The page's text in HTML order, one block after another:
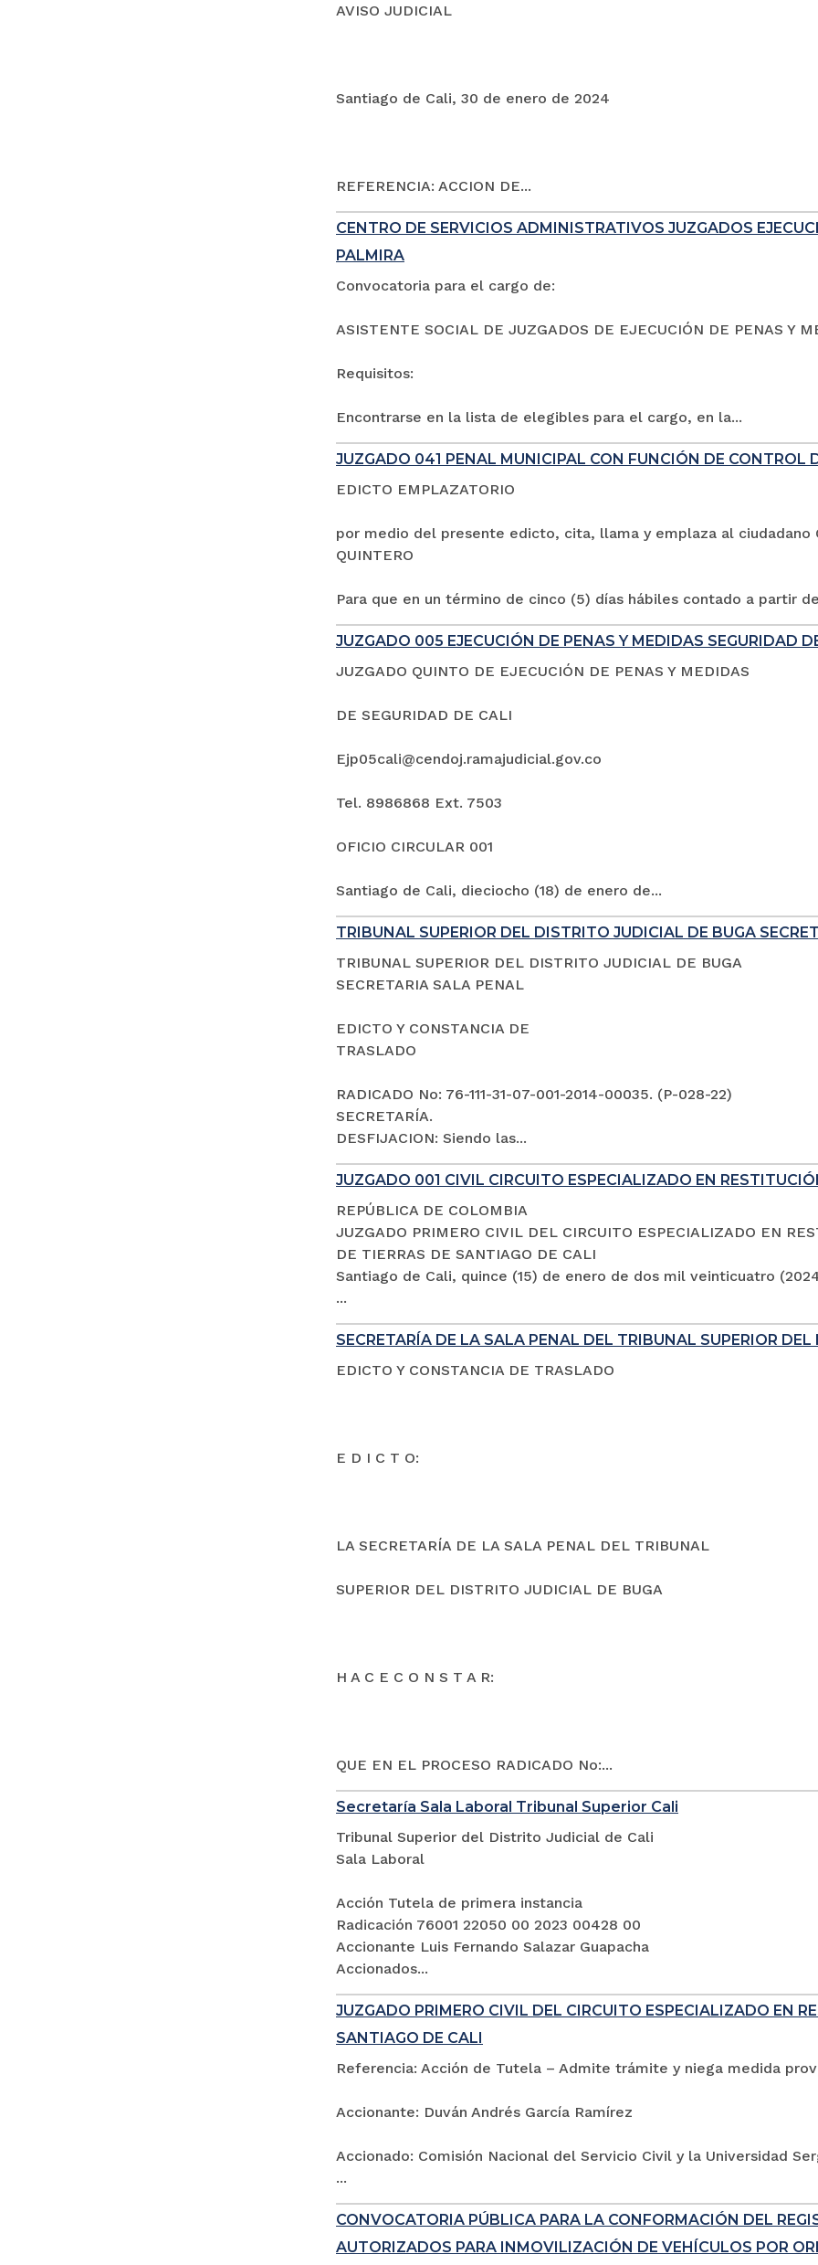
AVISO JUDICIAL
Santiago de Cali, 30 de enero de 2024
REFERENCIA: ACCION DE...
CENTRO DE SERVICIOS ADMINISTRATIVOS JUZGADOS
PALMIRA
Convocatoria para el cargo de:
ASISTENTE SOCIAL DE JUZGADOS DE EJECUCIÓN DE PENAS Y
Requisitos:
Encontrarse en la lista de elegibles para el cargo, en la...
JUZGADO 041 PENAL MUNICIPAL CON FUNCIÓN DE CONTROL
EDICTO EMPLAZATORIO
por medio del presente edicto, cita, llama y emplaza al ciudadano
QUINTERO
Para que en un término de cinco (5) días hábiles contado a partir
JUZGADO 005 EJECUCIÓN DE PENAS Y MEDIDAS SEGURIDAD
JUZGADO QUINTO DE EJECUCIÓN DE PENAS Y MEDIDAS
DE SEGURIDAD DE CALI
Ejp05cali@cendoj.ramajudicial.gov.co
Tel. 8986868 Ext. 7503
OFICIO CIRCULAR 001
Santiago de Cali, dieciocho (18) de enero de...
TRIBUNAL SUPERIOR DEL DISTRITO JUDICIAL DE BUGA
TRIBUNAL SUPERIOR DEL DISTRITO JUDICIAL DE BUGA
SECRETARIA SALA PENAL
EDICTO Y CONSTANCIA DE
TRASLADO
RADICADO No: 76-111-31-07-001-2014-00035. (P-028-22)
SECRETARÍA.
DESFIJACION: Siendo las...
JUZGADO 001 CIVIL CIRCUITO ESPECIALIZADO EN
REPÚBLICA DE COLOMBIA
JUZGADO PRIMERO CIVIL DEL CIRCUITO ESPECIALIZADO EN
DE TIERRAS DE SANTIAGO DE CALI
Santiago de Cali, quince (15) de enero de dos mil veinticuatro
...
SECRETARÍA DE LA SALA PENAL DEL TRIBUNAL SUPERIOR
EDICTO Y CONSTANCIA DE TRASLADO
E D I C T O:
LA SECRETARÍA DE LA SALA PENAL DEL TRIBUNAL
SUPERIOR DEL DISTRITO JUDICIAL DE BUGA
H A C E C O N S T A R:
QUE EN EL PROCESO RADICADO No:...
Secretaría Sala Laboral Tribunal Superior Cali
Tribunal Superior del Distrito Judicial de Cali
Sala Laboral
Acción Tutela de primera instancia
Radicación 76001 22050 00 2023 00428 00
Accionante Luis Fernando Salazar Guapacha
Accionados...
JUZGADO PRIMERO CIVIL DEL CIRCUITO ESPECIALIZADO EN
SANTIAGO DE CALI
Referencia: Acción de Tutela – Admite trámite y niega medida
Accionante: Duván Andrés García Ramírez
Accionado: Comisión Nacional del Servicio Civil y la Universidad
...
CONVOCATORIA PÚBLICA PARA LA CONFORMACIÓN DEL
AUTORIZADOS PARA INMOVILIZACIÓN DE VEHÍCULOS POR